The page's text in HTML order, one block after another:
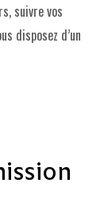
suivre vos
disposez d’un